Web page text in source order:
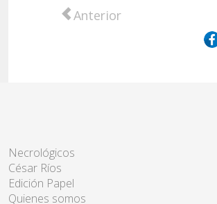
Artículo anterior: Té entre
Anterior
Necrológicos
César Ríos
Edición Papel
Quienes somos